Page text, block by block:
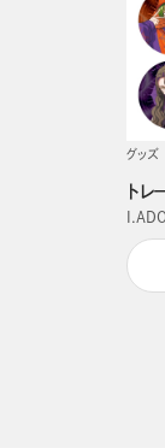
グッズ
トレ